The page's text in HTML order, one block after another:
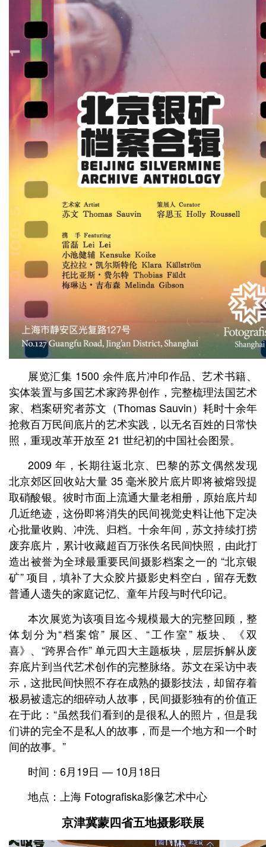
展览汇集 1500 余件底片冲印作品、艺术书籍、
实体装置与多国艺术家跨界创作，完整梳理法国艺术
家、档案研究者苏文（Thomas Sauvin）耗时十余年
抢救百万民间底片的艺术实践，以无名百姓的日常快
照，重现改革开放至 21 世纪初的中国社会图景。
2009 年，长期往返北京、巴黎的苏文偶然发现
北京郊区回收站大量 35 毫米胶片底片即将被熔毁提
取硝酸银。彼时市面上流通大量老相册，原始底片却
几近绝迹，这份即将消失的民间视觉史料让他下定决
心批量收购、冲洗、归档。十余年间，苏文持续打捞
废弃底片，累计收藏超百万张佚名民间快照，由此打
造出被誉为全球最重要民间摄影档案之一的 “北京银
矿” 项目，填补了大众胶片摄影史料空白，留存无数
普通人遗失的家庭记忆、童年片段与时代印记。
本次展览为该项目迄今规模最大的完整回顾，整
体划分为“档案馆” 展区、“工作室” 板块、《双
喜》、“跨界合作” 单元四大主题板块，层层拆解从废
弃底片到当代艺术创作的完整脉络。 苏文在采访中表
示，这批民间快照不存在成熟的摄影技法，却留存着
极易被遗忘的细碎动人故事，民间摄影独有的价值正
在于此：“虽然我们看到的是很私人的照片，但是我
们讲的完全不是私人的故事，而是一个地方和一个时
间的故事。”
时间：6月19日 — 10月18日
地点：上海 Fotografiska影像艺术中心
京津冀蒙四省五地摄影联展